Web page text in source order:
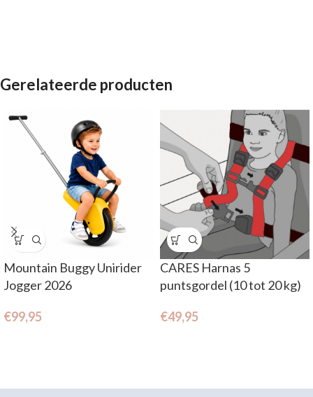
Gerelateerde producten
Mountain Buggy Unirider
Jogger 2026
€99,95
CARES Harnas 5
puntsgordel (10 tot 20 kg)
€49,95